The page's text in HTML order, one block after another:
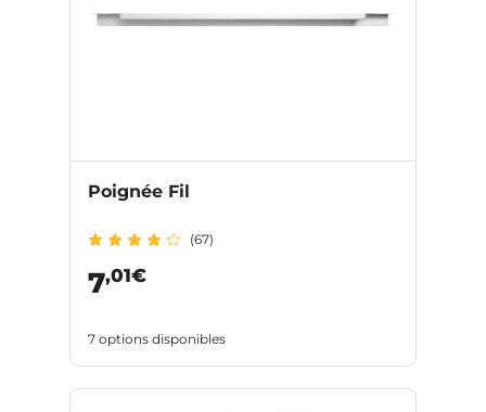
Poignée Fil
(67)
7,01€
7 options disponibles